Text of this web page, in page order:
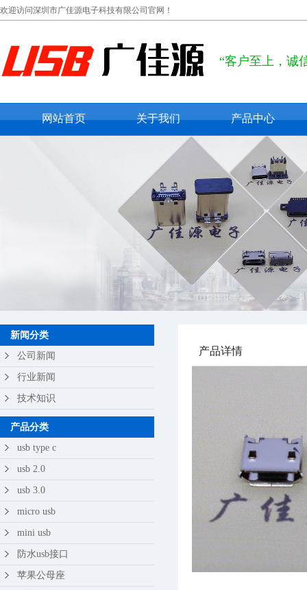
欢迎访问深圳市广佳源电子科技有限公司官网！
“客户至上，诚
网站首页 关于我们
公司概况
联系我们
在线留言
产品中心
usb type c
usb 2.0
usb 3.0
micro usb
mini usb
防水usb接口
轻触开关
新闻分类
公司新闻
行业新闻
技术知识
产品分类
usb type c
usb 2.0
usb 3.0
micro usb
mini usb
防水usb接口
苹果公母座
产品详情